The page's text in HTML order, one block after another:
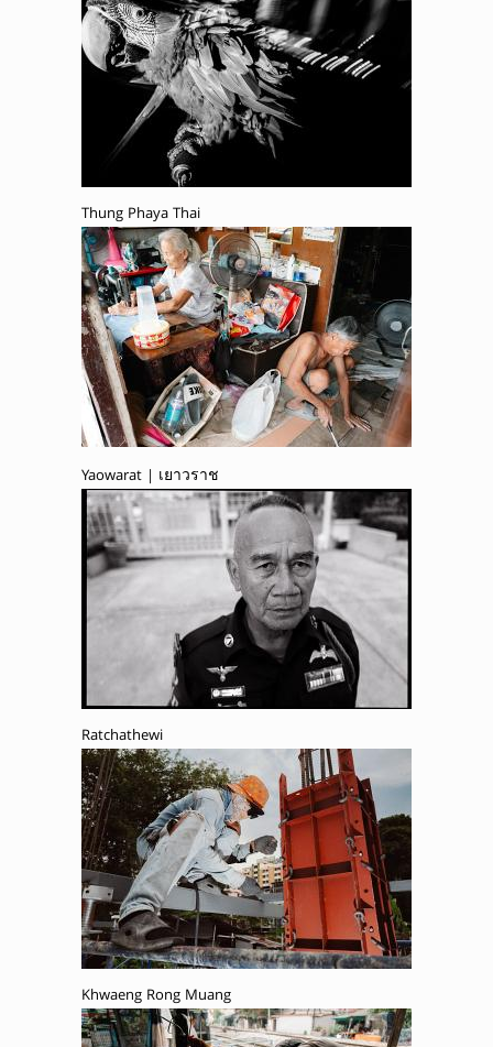
Thung Phaya Thai
Yaowarat | เยาวราช
Ratchathewi
Khwaeng Rong Muang